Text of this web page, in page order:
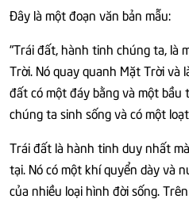
Đây là một đoạn văn bản mẫu:
“Trái đất, hành tinh chúng ta, là
Trời. Nó quay quanh Mặt Trời và
đất có một đáy bằng và một
chúng ta sinh sống và có một
Trái đất là hành tinh duy nhất
tại. Nó có một khí quyển dày và
của nhiều loại hình đời sống.